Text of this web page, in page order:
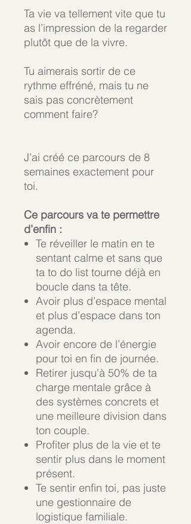
Ta vie va tellement vite que tu
as l’impression de la regarder
plutôt que de la vivre.
Tu aimerais sortir de ce
rythme effréné, mais tu ne
sais pas concrètement
comment faire?
J’ai créé ce parcours de 8
semaines exactement pour
toi.
Ce parcours va te permettre
d’enfin :
Te réveiller le matin en te
sentant calme et sans que
ta to do list tourne déjà en
boucle dans ta tête.
Avoir plus d’espace mental
et plus d’espace dans ton
agenda.
Avoir encore de l’énergie
pour toi en fin de journée.
Retirer jusqu'à 50% de ta
charge mentale grâce à
des systèmes concrets et
une meilleure division dans
ton couple.
Profiter plus de la vie et te
sentir plus dans le moment
présent.
Te sentir enfin toi, pas juste
une gestionnaire de
logistique familiale.